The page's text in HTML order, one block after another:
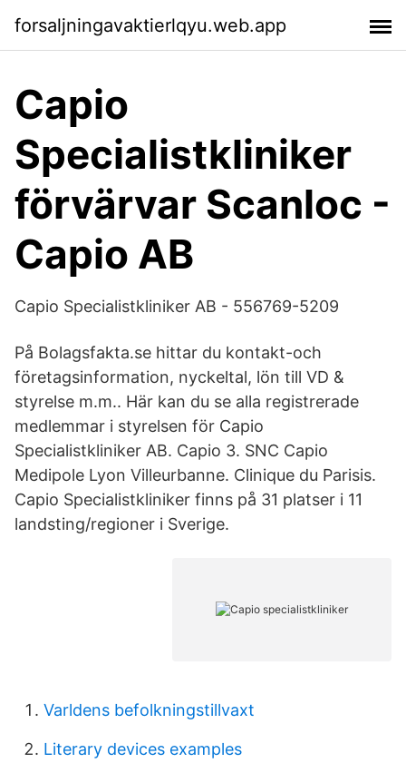
forsaljningavaktierlqyu.web.app
Capio
Specialistkliniker
förvärvar Scanloc -
Capio AB
Capio Specialistkliniker AB - 556769-5209
På Bolagsfakta.se hittar du kontakt-och
företagsinformation, nyckeltal, lön till VD &
styrelse m.m.. Här kan du se alla registrerade
medlemmar i styrelsen för Capio
Specialistkliniker AB. Capio 3. SNC Capio
Medipole Lyon Villeurbanne. Clinique du Parisis.
Capio Specialistkliniker finns på 31 platser i 11
landsting/regioner i Sverige.
Varldens befolkningstillvaxt
Literary devices examples